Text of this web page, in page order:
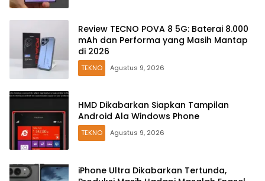
Review TECNO POVA 8 5G: Baterai 8.000
mAh dan Performa yang Masih Mantap
di 2026
TEKNO Agustus 9, 2026
HMD Dikabarkan Siapkan Tampilan
Android Ala Windows Phone
TEKNO Agustus 9, 2026
iPhone Ultra Dikabarkan Tertunda,